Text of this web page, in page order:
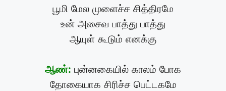
பூமி மேல முளைச்ச சித்திரமே
உன் அசைவ பாத்து பாத்து
ஆயுள் கூடும் எனக்கு
ஆண்: புன்னகையில் காலம் போக
தோகையாக சிரிச்ச பெட்டகமே